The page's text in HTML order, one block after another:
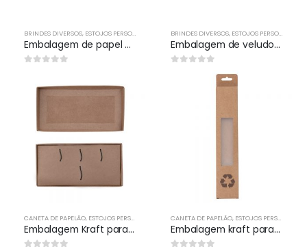
BRINDES DIVERSOS, ESTOJOS PERSONALIZADOS
Embalagem de papel para caneta de brindes
BRINDES DIVERSOS, ESTOJOS PERSONALIZADOS
Embalagem de veludo para caneta de brindes
CANETA DE PAPELÃO, ESTOJOS PERSONALIZADOS
Embalagem Kraft para Brindes Personalizado
CANETA DE PAPELÃO, ESTOJOS PERSONALIZADOS
Embalagem kraft para Canudos personalizadas